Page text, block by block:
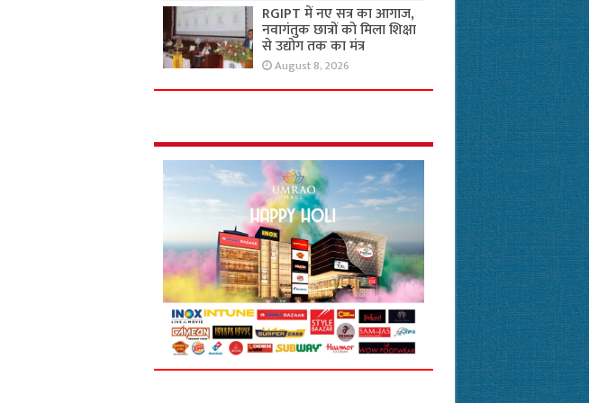
RGIPT में नए सत्र का आगाज,
नवागंतुक छात्रों को मिला शिक्षा
से उद्योग तक का मंत्र
August 8, 2026